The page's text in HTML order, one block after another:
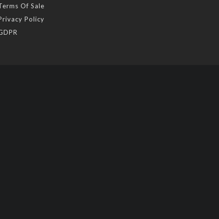
Of Sale
Policy